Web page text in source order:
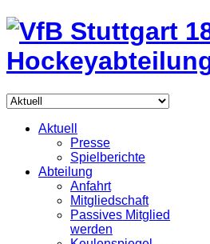
Aktuell
Presse
Spielberichte
Abteilung
Anfahrt
Mitgliedschaft
Passives Mitglied
werden